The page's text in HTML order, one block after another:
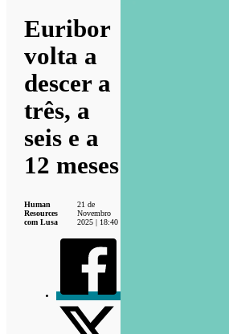
Euribor
volta a
descer a
três, a
seis e a
12 meses
Human
Resources
com Lusa
21 de
Novembro
2025 | 18:40